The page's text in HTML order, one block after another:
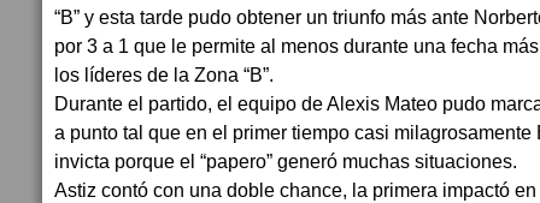
“B” y esta tarde pudo obtener un triunfo más ante
por 3 a 1 que le permite al menos durante una fecha
los líderes de la Zona “B”.
Durante el partido, el equipo de Alexis Mateo pudo
a punto tal que en el primer tiempo casi
invicta porque el “papero” generó muchas situaciones.
Astiz contó con una doble chance, la primera impactó